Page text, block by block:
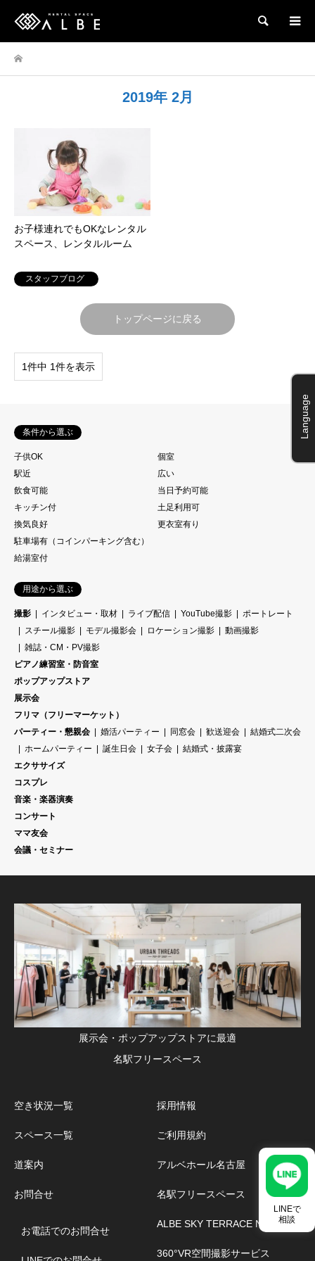
検索
2019年 2月
お子様連れでもOKなレンタル
スペース、レンタルルーム
スタッフブログ
トップページに戻る
1件中 1件を表示
LINEで
相談
条件から選ぶ
子供OK
個室
駅近
広い
飲食可能
当日予約可能
キッチン付
土足利用可
換気良好
更衣室有り
駐車場有（コインパーキング含む）
給湯室付
用途から選ぶ
撮影 インタビュー・取材 ライブ配信 YouTube撮影
ポートレート
スチール撮影
モデル撮影会 ロケーション撮影
動画撮影
雑誌・CM・PV撮影
ピアノ練習室・防音室
ポップアップストア
展示会
フリマ（フリーマーケット）
パーティー・懇親会
婚活パーティー 同窓会 歓送迎会
結婚式二次会
ホームパーティー
誕生日会 女子会
結婚式・披露宴
エクササイズ
コスプレ
音楽・楽器演奏
コンサート
ママ友会
会議・セミナー
展示会・ポップアップストアに最適
名駅フリースペース
空き状況一覧
スペース一覧
道案内
お問合せ
お電話でのお問合せ
採用情報
ご利用規約
アルベホール名古屋
名駅フリースペース
ALBE SKY TERRACE NAGOYA
360°VR空間撮影サービス
Language